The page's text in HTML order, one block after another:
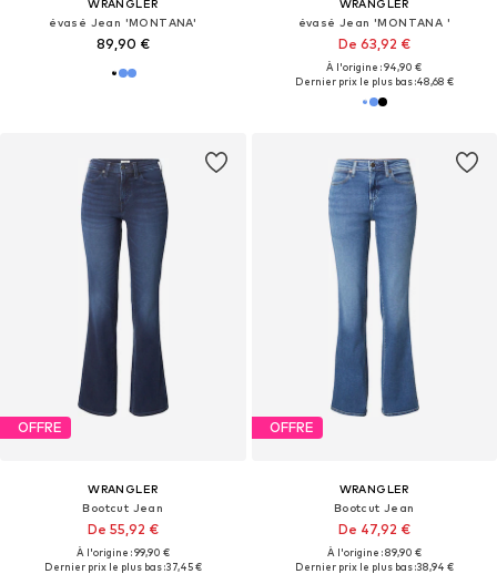
WRANGLER
évasé Jean 'MONTANA'
89,90 €
WRANGLER
évasé Jean 'MONTANA '
De 63,92 €
À l'origine : 94,90 €
Dernier prix le plus bas :48,68 €
OFFRE
WRANGLER
Bootcut Jean
De 55,92 €
À l'origine : 99,90 €
Dernier prix le plus bas :37,45 €
OFFRE
WRANGLER
Bootcut Jean
De 47,92 €
À l'origine : 89,90 €
Dernier prix le plus bas :38,94 €